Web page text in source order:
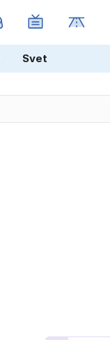
Svet